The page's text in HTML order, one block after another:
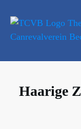
Haarige